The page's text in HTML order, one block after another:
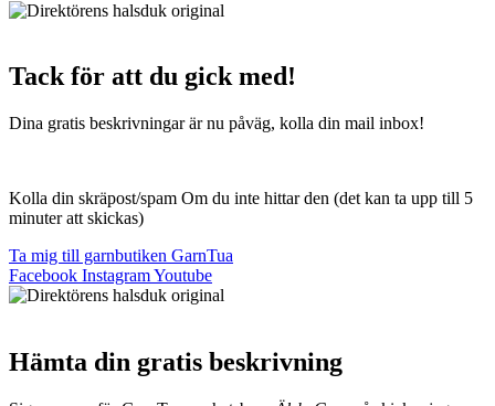
Tack för att du gick med!
Dina gratis beskrivningar är nu påväg, kolla din mail inbox!
Kolla din skräpost/spam Om du inte hittar den (det kan ta upp till 5
minuter att skickas)
Ta mig till garnbutiken GarnTua
Facebook InstagramYoutube
Hämta din gratis beskrivning